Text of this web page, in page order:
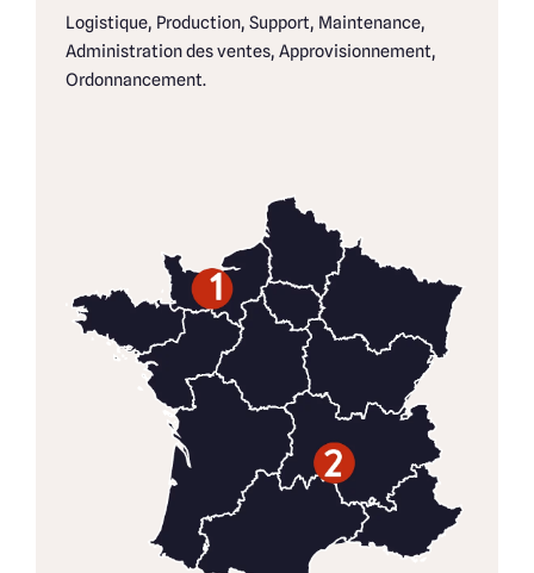
Logistique, Production, Support, Maintenance,
Administration des ventes, Approvisionnement,
Ordonnancement.